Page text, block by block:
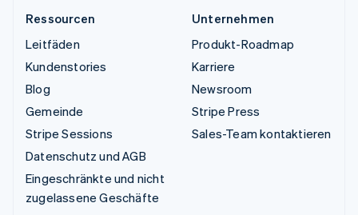
Ressourcen
Leitfäden
Kundenstories
Blog
Gemeinde
Stripe Sessions
Datenschutz und AGB
Eingeschränkte und nicht
zugelassene Geschäfte
Unternehmen
Produkt-Roadmap
Karriere
Newsroom
Stripe Press
Sales-Team kontaktieren